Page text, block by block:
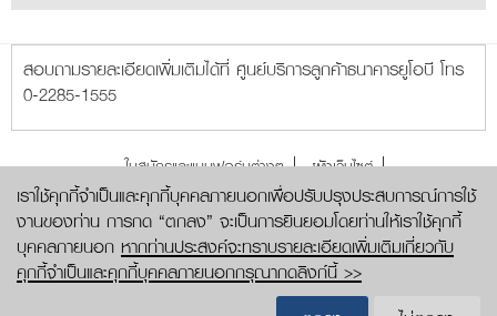
สอบถามรายละเอียดเพิ่มเติมได้ที่ ศูนย์บริการลูกค้าธนาคารยูโอบี โทร
0-2285-1555
สมัครบัตรเครดิตยูโอบี
ใบสมัครและแบบฟอร์มต่างๆ
ผังเว็บไซต์
บริษัทในกลุ่มธนาคารยูโอบี
ประกาศความเป็นส่วนตัว
สงวนลิขสิทธิ์ 2569 ธนาคารยูโอบี จำกัด (มหาชน)
เราใช้คุกกี้จำเป็นและคุกกี้บุคคลภายนอกเพื่อปรับปรุงประสบการณ์การใช้
งานของท่าน การกด “ตกลง” จะเป็นการยินยอมโดยท่านให้เราใช้คุกกี้
บุคคลภายนอก หากท่านประสงค์จะทราบรายละเอียดเพิ่มเติมเกี่ยวกับ
คุกกี้จำเป็นและคุกกี้บุคคลภายนอกกรุณากดลิงก์นี้ >>